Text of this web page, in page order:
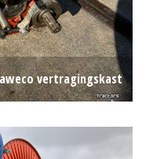
vertragingskast